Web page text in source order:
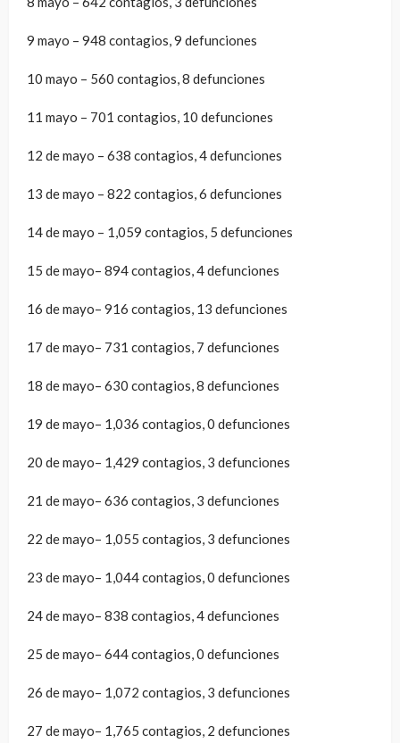
9 mayo – 948 contagios, 9 defunciones
10 mayo – 560 contagios, 8 defunciones
11 mayo – 701 contagios, 10 defunciones
12 de mayo – 638 contagios, 4 defunciones
13 de mayo – 822 contagios, 6 defunciones
14 de mayo – 1,059 contagios, 5 defunciones
15 de mayo– 894 contagios, 4 defunciones
16 de mayo– 916 contagios, 13 defunciones
17 de mayo– 731 contagios, 7 defunciones
18 de mayo– 630 contagios, 8 defunciones
19 de mayo– 1,036 contagios, 0 defunciones
20 de mayo– 1,429 contagios, 3 defunciones
21 de mayo– 636 contagios, 3 defunciones
22 de mayo– 1,055 contagios, 3 defunciones
23 de mayo– 1,044 contagios, 0 defunciones
24 de mayo– 838 contagios, 4 defunciones
25 de mayo– 644 contagios, 0 defunciones
26 de mayo– 1,072 contagios, 3 defunciones
27 de mayo– 1,765 contagios, 2 defunciones